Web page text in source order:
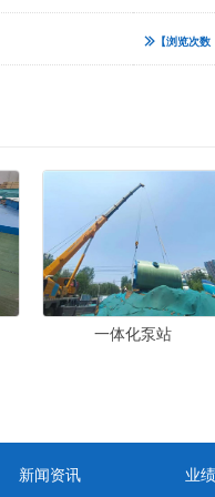
【浏览次数
一体化泵站
新闻资讯 业